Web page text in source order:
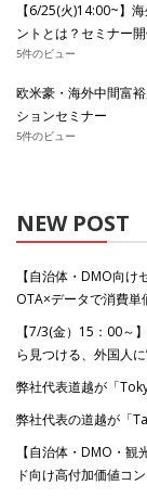
【6/25(火)14:00~】
ントとは？セミナー開
5件のビュー
欧米豪・海外中間富
ションセミナー
5件のビュー
NEW POST
【自治体・DMO向
OTA×データで消費
【7/3(金）15：00～
ら見つける、外国人
弊社代表道越が「
弊社代表の道越が「
【自治体・DMO・
ド向け高付加価値コ